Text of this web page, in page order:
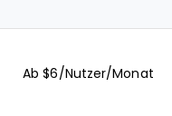
Ab $6/Nutzer/Monat